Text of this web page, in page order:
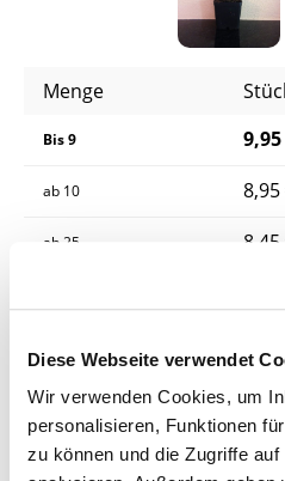
Diese Webseite verwendet
Wir verwenden Cookies, um
personalisieren, Funktionen
zu können und die Zugriffe
Menge
Bis9
ab 10
ab 25
Preise inkl. MwSt.zzgl.
Lieferzeit: 4 - 8 Werktage
Herkunft